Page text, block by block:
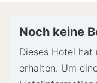
bar für
versucht,
Noch keine
Dieses Hotel
erhalten. Um